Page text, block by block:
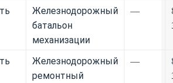
Железнодорожный
батальон
механизации
—
Железнодорожный
ремонтный
—